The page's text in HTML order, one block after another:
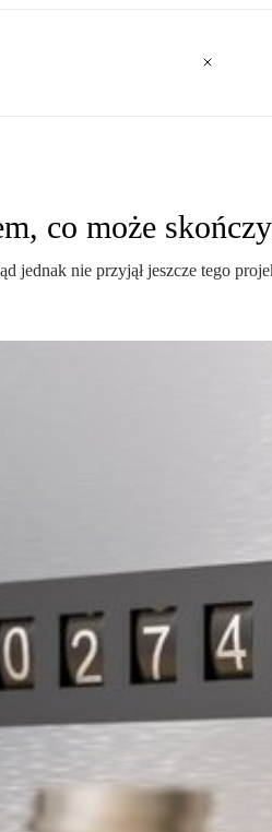
co może
jednak nie przyjął jeszcze tego